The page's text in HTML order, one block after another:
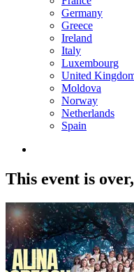
Germany
Greece
Ireland
Italy
Luxembourg
United
Moldova
Norway
Netherlands
Spain
This event is over,